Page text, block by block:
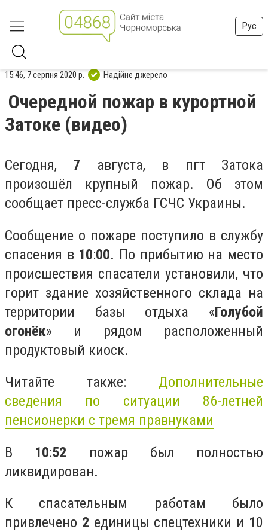
Рус
15:46, 7 серпня 2020 р. Надійне джерело
Очередной пожар в курортной
Затоке (видео)
Сегодня, 7 августа, в пгт Затока
произошёл крупный пожар. Об этом
сообщает пресс-служба ГСЧС Украины.
Сообщение о пожаре поступило в службу
спасения в 10:00. По прибытию на место
происшествия спасатели установили, что
горит здание хозяйственного склада на
территории базы отдыха «Голубой
огонёк» и рядом расположенный
продуктовый киоск.
Читайте также: Дополнительные
сведения по ситуации 86-летней
пенсионерки с тремя правнуками
В 10:52 пожар был полностью
ликвидирован.
К спасательным работам было
привлечено 2 единицы спецтехники и 10